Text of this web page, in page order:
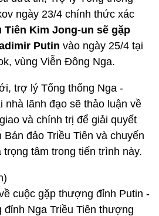
ngày 23/4 chính thức xác
Tiên Kim Jong-un sẽ gặp
Putin vào ngày 25/4 tại
vùng Viễn Đông Nga.
trợ lý Tổng thống Nga -
nhà lãnh đạo sẽ thảo luận về
và chính trị để giải quyết
đảo Triều Tiên và chuyến
tâm trong tiến trình này.
cuộc gặp thượng đỉnh Putin -
Nga Triều Tiên thượng